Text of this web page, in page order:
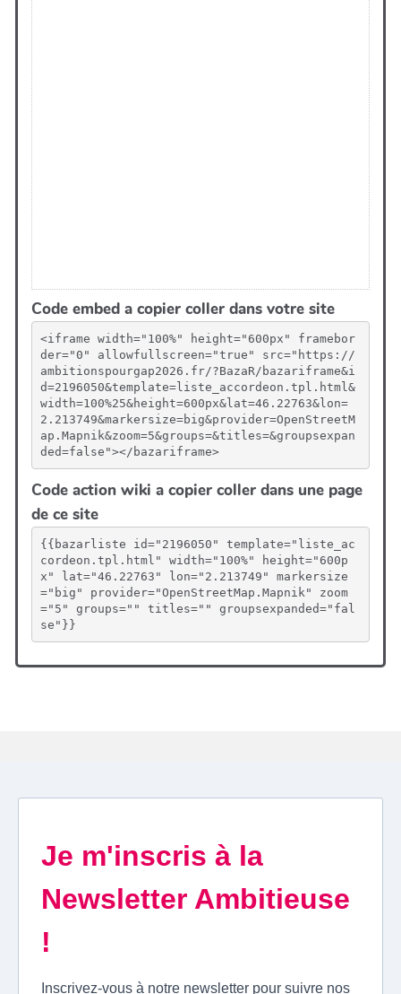
Code embed a copier coller dans votre site
<iframe width="100%" height="600px" framebor
der="0" allowfullscreen="true" src="https://
ambitionspourgap2026.fr/?BazaR/bazariframe&i
d=2196050&template=liste_accordeon.tpl.html&
width=100%25&height=600px&lat=46.22763&lon=
2.213749&markersize=big&provider=OpenStreetM
ap.Mapnik&zoom=5&groups=&titles=&groupsexpan
ded=false"></bazariframe>
Code action wiki a copier coller dans une page
de ce site
{{bazarliste id="2196050" template="liste_ac
cordeon.tpl.html" width="100%" height="600p
x" lat="46.22763" lon="2.213749" markersize
="big" provider="OpenStreetMap.Mapnik" zoom
="5" groups="" titles="" groupsexpanded="fal
se"}}